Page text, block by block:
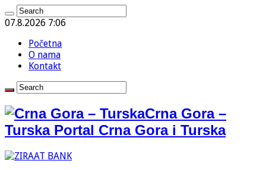
07.8.2026 7:06
Početna
O nama
Kontakt
Crna Gora –
Turska Portal Crna Gora i Turska